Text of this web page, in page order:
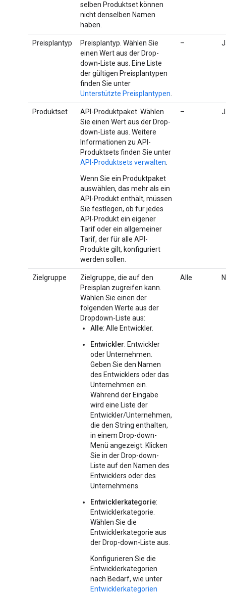
selben Produktset können
nicht denselben Namen
haben.
Preisplantyp
Preisplantyp. Wählen Sie
einen Wert aus der Drop-
down-Liste aus. Eine Liste
der gültigen Preisplantypen
finden Sie unter
Unterstützte Preisplantypen
–
Produktset
API-Produktpaket. Wählen
Sie einen Wert aus der Drop-
down-Liste aus. Weitere
Informationen zu API-
Produktsets finden Sie unter
API-Produktsets verwalten
Wenn Sie ein Produktpaket
auswählen, das mehr als ein
API-Produkt enthält, müssen
Sie festlegen, ob für jedes
API-Produkt ein eigener
Tarif oder ein allgemeiner
Tarif, der für alle API-
Produkte gilt, konfiguriert
werden sollen.
–
Zielgruppe
Zielgruppe, die auf den
Preisplan zugreifen kann.
Wählen Sie einen der
folgenden Werte aus der
Dropdown-Liste aus:
Alle: Alle Entwickler.
Entwickler: Entwickler
oder Unternehmen.
Geben Sie den Namen
des Entwicklers oder das
Unternehmen ein.
Während der Eingabe
wird eine Liste der
Entwickler/Unternehmen,
die den String enthalten,
in einem Drop-down-
Menü angezeigt. Klicken
Sie in der Drop-down-
Liste auf den Namen des
Entwicklers oder des
Unternehmens.
Entwicklerkategorie:
Entwicklerkategorie.
Wählen Sie die
Entwicklerkategorie aus
der Drop-down-Liste aus.
Konfigurieren Sie die
Entwicklerkategorien
nach Bedarf, wie unter
Entwicklerkategorien
Alle